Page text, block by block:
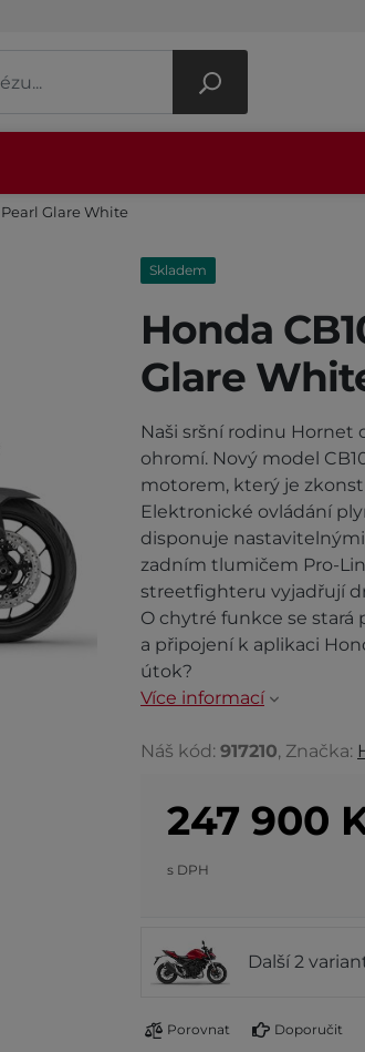
Glare White
Skladem
Honda
Glare
Naši sršní rodinu Hornet
ohromí. Nový model
motorem, který je
Elektronické ovládání
disponuje nastavitelnými
zadním tlumičem Pro-
streetfighteru vyjadřují
O chytré funkce se stará
a připojení k aplikaci
útok?
Více informací
Náš kód: 917210, Značka:
247 900
s DPH
Další 2
Porovnat Doporučit